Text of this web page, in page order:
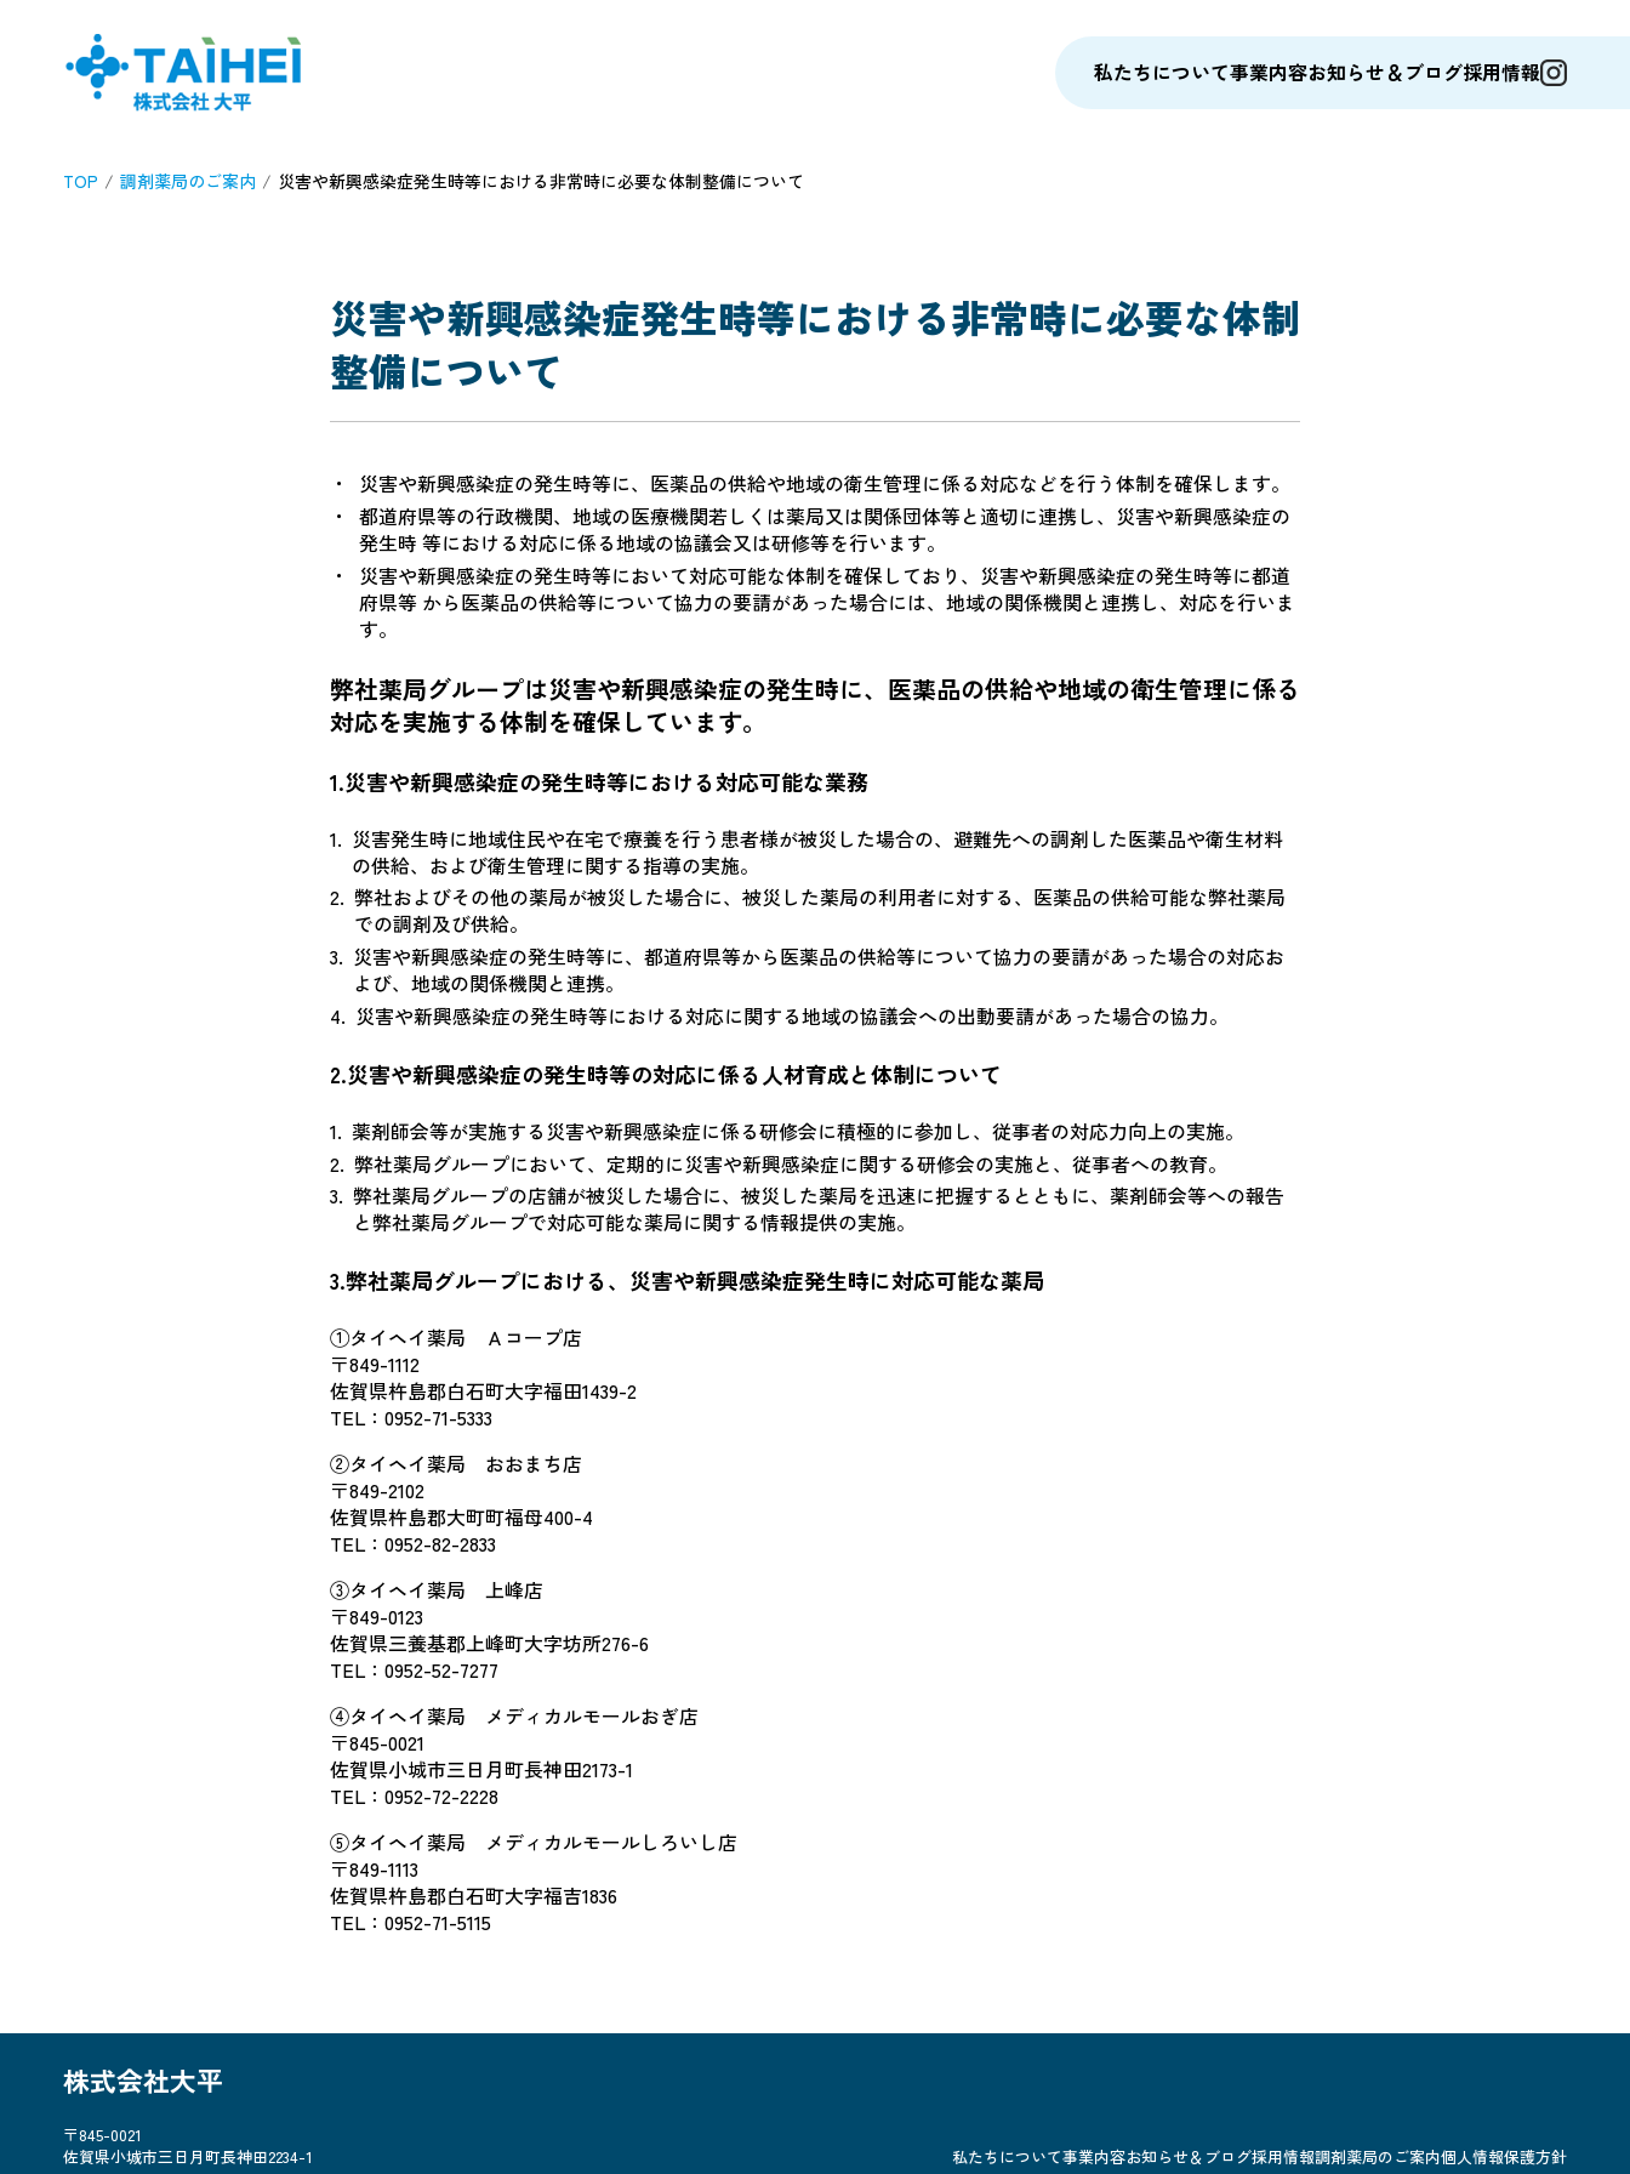
私たちについて事業内容お知らせ＆ブログ採用情報
TOP 調剤薬局のご案内 災害や新興感染症発生時等における非常時に必要な体制整備について
災害や新興感染症発生時等における非常時に必要な体制
整備について
災害や新興感染症の発生時等に、医薬品の供給や地域の衛生管理に係る対応などを行う体制を確保します。
都道府県等の行政機関、地域の医療機関若しくは薬局又は関係団体等と適切に連携し、災害や新興感染症の
発生時 等における対応に係る地域の協議会又は研修等を行います。
災害や新興感染症の発生時等において対応可能な体制を確保しており、災害や新興感染症の発生時等に都道
府県等 から医薬品の供給等について協力の要請があった場合には、地域の関係機関と連携し、対応を行いま
す。
弊社薬局グループは災害や新興感染症の発生時に、医薬品の供給や地域の衛生管理に係る
対応を実施する体制を確保しています。
1.災害や新興感染症の発生時等における対応可能な業務
1. 災害発生時に地域住民や在宅で療養を行う患者様が被災した場合の、避難先への調剤した医薬品や衛生材料
の供給、および衛生管理に関する指導の実施。
2. 弊社およびその他の薬局が被災した場合に、被災した薬局の利用者に対する、医薬品の供給可能な弊社薬局
での調剤及び供給。
3. 災害や新興感染症の発生時等に、都道府県等から医薬品の供給等について協力の要請があった場合の対応お
よび、地域の関係機関と連携。
4. 災害や新興感染症の発生時等における対応に関する地域の協議会への出動要請があった場合の協力。
2.災害や新興感染症の発生時等の対応に係る人材育成と体制について
1. 薬剤師会等が実施する災害や新興感染症に係る研修会に積極的に参加し、従事者の対応力向上の実施。
2. 弊社薬局グループにおいて、定期的に災害や新興感染症に関する研修会の実施と、従事者への教育。
3. 弊社薬局グループの店舗が被災した場合に、被災した薬局を迅速に把握するとともに、薬剤師会等への報告
と弊社薬局グループで対応可能な薬局に関する情報提供の実施。
3.弊社薬局グループにおける、災害や新興感染症発生時に対応可能な薬局
①タイヘイ薬局 Ａコープ店
〒849-1112
佐賀県杵島郡白石町大字福田1439-2
TEL： 0952-71-5333
②タイヘイ薬局 おおまち店
〒849-2102
佐賀県杵島郡大町町福母400-4
TEL： 0952-82-2833
③タイヘイ薬局 上峰店
〒849-0123
佐賀県三養基郡上峰町大字坊所276-6
TEL： 0952-52-7277
④タイヘイ薬局 メディカルモールおぎ店
〒845-0021
佐賀県小城市三日月町長神田2173-1
TEL： 0952-72-2228
⑤タイヘイ薬局 メディカルモールしろいし店
〒849-1113
佐賀県杵島郡白石町大字福吉1836
TEL： 0952-71-5115
株式会社大平
〒845-0021
佐賀県小城市三日月町長神田2234-1
私たちについて事業内容お知らせ＆ブログ採用情報調剤薬局のご案内個人情報保護方針